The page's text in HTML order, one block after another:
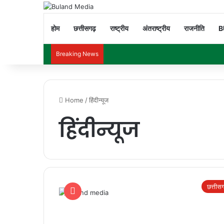
होम छत्तीसगढ़ राष्ट्रीय अंतराष्ट्रीय राजनीति
Breaking News
Home /हिंदीन्यूज
हिंदीन्यूज